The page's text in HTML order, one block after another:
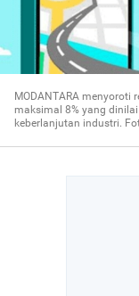
MODANTARA
maksimal 8% yang
keberlanjutan industri.